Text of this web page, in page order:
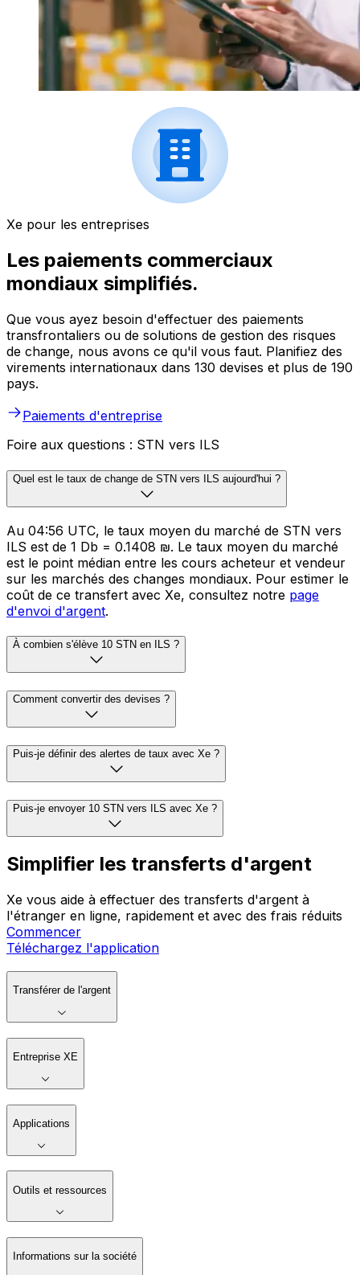
Xe pour les entreprises
Les paiements commerciaux
mondiaux simplifiés.
Que vous ayez besoin d'effectuer des paiements
transfrontaliers ou de solutions de gestion des risques
de change, nous avons ce qu'il vous faut. Planifiez des
virements internationaux dans 130 devises et plus de 190
pays.
Paiements d'entreprise
Foire aux questions : STN vers ILS
Quel est le taux de change de STN vers ILS aujourd'hui ?
Au 04:56 UTC, le taux moyen du marché de STN vers
ILS est de 1 Db = 0.1408 ₪. Le taux moyen du marché
est le point médian entre les cours acheteur et vendeur
sur les marchés des changes mondiaux. Pour estimer le
coût de ce transfert avec Xe, consultez notre page
d'envoi d'argent.
À combien s'élève 10 STN en ILS ?
Comment convertir des devises ?
Puis-je définir des alertes de taux avec Xe ?
Puis-je envoyer 10 STN vers ILS avec Xe ?
Simplifier les transferts d'argent
Xe vous aide à effectuer des transferts d'argent à
l'étranger en ligne, rapidement et avec des frais réduits
Commencer
Téléchargez l'application
Transférer de l'argent
Entreprise XE
Applications
Outils et ressources
Informations sur la société